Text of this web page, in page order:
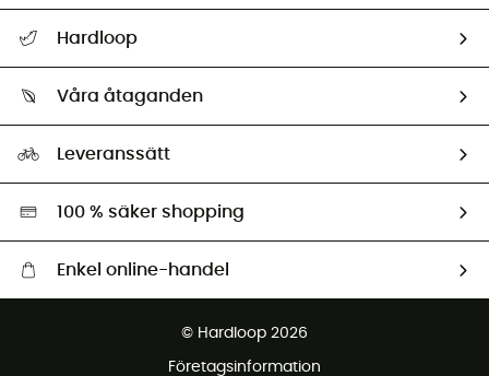
Retur & återbetalning
Hardloop
Ambassadörer
Våra åtaganden
Miljöanpassat urval
Leveranssätt
100 % säker shopping
Enkel online-handel
Gratis retur inom 100 dagar
© Hardloop 2026
Företagsinformation